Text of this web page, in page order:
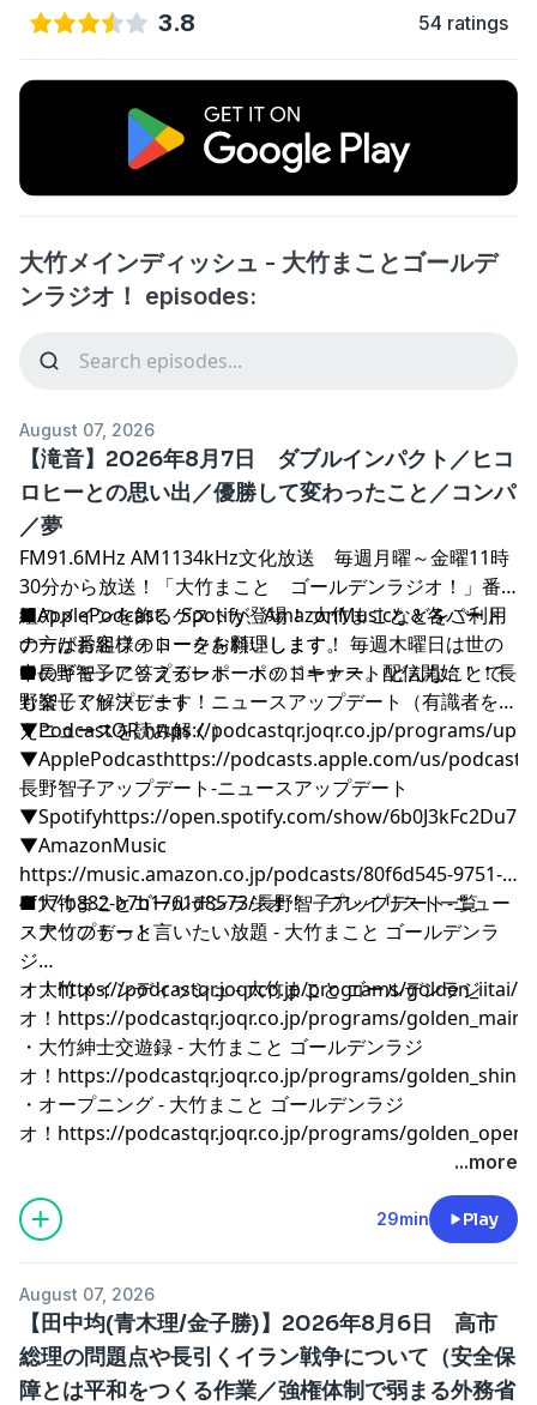
3.8 54 ratings
大竹メインディッシュ - 大竹まことゴールデ
ンラジオ！ episodes:
August 07, 2026
【滝音】2026年8月7日 ダブルインパクト／ヒコ
ロヒーとの思い出／優勝して変わったこと／コンパ
／夢
FM91.6MHz AM1134kHz文化放送 毎週月曜～金曜11時
30分から放送！「大竹まこと ゴールデンラジオ！」番
組のメインを飾るゲストが登場！ 大竹まこと＆各パート
ナーがお客様のトークを料理します。 毎週木曜日は世の
中のギモンに答えるレポートのコーナー。 どんなことで
も楽しく解決します！
■ApplePodcast、Spotify、AmazonMusicなどをご利用
の方は番組フォローをお願いします！
■長野智子アップデート ポッドキャスト配信開始！！長
野智子アップデート ニュースアップデート（有識者を迎
えニュースを読み解く）
▼PodcastQR⁠⁠⁠⁠⁠⁠⁠⁠⁠⁠⁠⁠⁠⁠⁠⁠⁠⁠⁠⁠⁠⁠⁠⁠⁠⁠⁠⁠⁠⁠⁠⁠⁠⁠⁠⁠⁠⁠⁠⁠⁠⁠⁠⁠⁠⁠⁠⁠⁠⁠⁠⁠⁠⁠⁠⁠⁠⁠⁠⁠⁠⁠⁠⁠⁠⁠⁠⁠⁠⁠⁠⁠⁠⁠⁠⁠⁠⁠⁠⁠⁠⁠⁠⁠⁠⁠⁠⁠⁠⁠⁠⁠⁠⁠⁠⁠⁠⁠⁠⁠⁠⁠⁠⁠⁠⁠⁠⁠⁠⁠⁠⁠⁠⁠⁠⁠⁠⁠⁠⁠⁠⁠⁠⁠⁠⁠⁠⁠⁠⁠⁠⁠⁠⁠⁠⁠⁠⁠⁠⁠⁠⁠⁠⁠⁠⁠⁠⁠⁠⁠⁠⁠⁠⁠⁠⁠⁠⁠⁠⁠⁠https://podcastqr.joqr.co.jp/programs/up⁠⁠⁠⁠⁠⁠⁠⁠⁠⁠⁠⁠⁠⁠⁠⁠⁠⁠⁠⁠⁠⁠⁠⁠⁠⁠⁠⁠⁠⁠⁠⁠⁠⁠⁠⁠⁠⁠⁠⁠⁠⁠⁠⁠⁠⁠⁠⁠⁠⁠⁠⁠⁠⁠⁠⁠⁠⁠⁠⁠⁠⁠⁠⁠⁠⁠⁠⁠⁠⁠⁠⁠⁠⁠⁠⁠⁠⁠⁠⁠⁠⁠⁠⁠⁠⁠⁠⁠⁠⁠⁠⁠⁠⁠⁠⁠⁠⁠⁠⁠⁠⁠⁠⁠⁠⁠⁠⁠⁠⁠⁠⁠⁠⁠⁠⁠⁠⁠⁠⁠⁠⁠⁠⁠⁠⁠⁠⁠⁠⁠⁠⁠⁠⁠⁠⁠⁠⁠⁠⁠⁠⁠⁠⁠⁠⁠⁠⁠⁠⁠⁠⁠⁠⁠⁠⁠⁠⁠⁠⁠⁠
▼ApplePodcast⁠⁠⁠⁠⁠⁠⁠⁠⁠⁠⁠⁠⁠⁠⁠⁠⁠⁠⁠⁠⁠⁠⁠⁠⁠⁠⁠⁠⁠⁠⁠⁠⁠⁠⁠⁠⁠⁠⁠⁠⁠⁠⁠⁠⁠⁠⁠⁠⁠⁠⁠⁠⁠⁠⁠⁠⁠⁠⁠⁠⁠⁠⁠⁠⁠⁠⁠⁠⁠⁠⁠⁠⁠⁠⁠⁠⁠⁠⁠⁠⁠⁠⁠⁠⁠⁠⁠⁠⁠⁠⁠⁠⁠⁠⁠⁠⁠⁠⁠⁠⁠⁠⁠⁠⁠⁠⁠⁠⁠⁠⁠⁠⁠⁠⁠⁠⁠⁠⁠⁠⁠⁠⁠⁠⁠⁠⁠⁠⁠⁠⁠⁠⁠⁠⁠⁠⁠⁠⁠⁠⁠⁠⁠⁠⁠⁠⁠⁠⁠⁠⁠⁠⁠⁠⁠⁠⁠⁠⁠⁠⁠https://podcasts.apple.com/us/podcast/
長野智子アップデート-ニュースアップデート⁠⁠⁠⁠⁠⁠⁠⁠⁠⁠⁠⁠⁠⁠⁠⁠⁠⁠⁠⁠⁠⁠⁠⁠⁠⁠⁠⁠⁠⁠⁠⁠⁠⁠⁠⁠⁠⁠⁠⁠⁠⁠⁠⁠⁠⁠⁠⁠⁠⁠⁠⁠⁠⁠⁠⁠⁠⁠⁠⁠⁠⁠⁠⁠⁠⁠⁠⁠⁠⁠⁠⁠⁠⁠⁠⁠⁠⁠⁠⁠⁠⁠⁠⁠⁠⁠⁠⁠⁠⁠⁠⁠⁠⁠⁠⁠⁠⁠⁠⁠⁠⁠⁠⁠⁠⁠⁠⁠⁠⁠⁠⁠⁠⁠⁠⁠⁠⁠⁠⁠⁠⁠⁠⁠⁠⁠⁠⁠⁠⁠⁠⁠⁠⁠⁠⁠⁠⁠⁠⁠⁠⁠⁠⁠⁠⁠⁠⁠⁠⁠⁠⁠⁠⁠⁠⁠⁠⁠⁠⁠⁠
▼Spotify⁠⁠⁠⁠⁠⁠⁠⁠⁠⁠⁠⁠⁠⁠⁠⁠⁠⁠⁠⁠⁠⁠⁠⁠⁠⁠⁠⁠⁠⁠⁠⁠⁠⁠⁠⁠⁠⁠⁠⁠⁠⁠⁠⁠⁠⁠⁠⁠⁠⁠⁠⁠⁠⁠⁠⁠⁠⁠⁠⁠⁠⁠⁠⁠⁠⁠⁠⁠⁠⁠⁠⁠⁠⁠⁠⁠⁠⁠⁠⁠⁠⁠⁠⁠⁠⁠⁠⁠⁠⁠⁠⁠⁠⁠⁠⁠⁠⁠⁠⁠⁠⁠⁠⁠⁠⁠⁠⁠⁠⁠⁠⁠⁠⁠⁠⁠⁠⁠⁠⁠⁠⁠⁠⁠⁠⁠⁠⁠⁠⁠⁠⁠⁠⁠⁠⁠⁠⁠⁠⁠⁠⁠⁠⁠⁠⁠⁠⁠⁠⁠⁠⁠⁠⁠⁠⁠⁠⁠⁠⁠⁠https://open.spotify.com/show/
▼AmazonMusic
⁠⁠⁠⁠⁠⁠⁠⁠⁠⁠⁠⁠⁠⁠⁠⁠⁠⁠⁠⁠⁠⁠⁠⁠⁠⁠⁠⁠⁠⁠⁠⁠⁠⁠⁠⁠⁠⁠⁠⁠⁠⁠⁠⁠⁠⁠⁠⁠⁠⁠⁠⁠⁠⁠⁠⁠⁠⁠⁠⁠⁠⁠⁠⁠⁠⁠⁠⁠⁠⁠⁠⁠⁠⁠⁠⁠⁠⁠⁠⁠⁠⁠⁠⁠⁠⁠⁠⁠⁠⁠⁠⁠⁠⁠⁠⁠⁠⁠⁠⁠⁠⁠⁠⁠⁠⁠⁠⁠⁠⁠⁠⁠⁠⁠⁠⁠⁠⁠⁠⁠⁠⁠⁠⁠⁠⁠⁠⁠⁠⁠⁠⁠⁠⁠⁠⁠⁠⁠⁠⁠⁠⁠⁠⁠⁠⁠⁠⁠⁠⁠⁠⁠⁠⁠⁠⁠⁠⁠⁠⁠⁠https://music.amazon.co.jp/podcasts/80f6d545-9751-
4f17-b882-b7b1761d8573/長野智子アップデート-ニュー
スアップデート⁠⁠⁠⁠⁠⁠⁠⁠⁠⁠⁠⁠⁠⁠⁠⁠⁠⁠⁠⁠⁠⁠⁠⁠⁠⁠⁠⁠⁠⁠⁠⁠⁠⁠⁠⁠⁠⁠⁠⁠⁠⁠⁠⁠⁠⁠⁠⁠⁠⁠⁠⁠⁠⁠⁠⁠⁠⁠⁠⁠⁠⁠⁠⁠⁠⁠⁠⁠⁠⁠⁠⁠⁠⁠⁠⁠⁠⁠⁠⁠⁠⁠⁠⁠⁠⁠⁠⁠⁠⁠⁠⁠⁠⁠⁠⁠⁠⁠⁠⁠⁠⁠⁠⁠⁠⁠⁠⁠⁠⁠⁠⁠⁠⁠⁠⁠⁠⁠⁠⁠⁠⁠⁠⁠⁠⁠⁠⁠⁠⁠⁠⁠⁠⁠⁠⁠⁠⁠⁠⁠⁠⁠⁠⁠⁠⁠⁠⁠⁠⁠⁠⁠⁠⁠⁠⁠⁠⁠⁠⁠⁠
■大竹まことゴールデンラジオ！ プレイリスト一覧
・大竹のもっと言いたい放題 - 大竹まこと ゴールデンラ
ジ
オ！⁠⁠⁠⁠⁠⁠⁠⁠⁠⁠⁠⁠⁠⁠⁠⁠⁠⁠⁠⁠⁠⁠⁠⁠⁠⁠⁠⁠⁠⁠⁠⁠⁠⁠⁠⁠⁠⁠⁠⁠⁠⁠⁠⁠⁠⁠⁠⁠⁠⁠⁠⁠⁠⁠⁠⁠⁠⁠⁠⁠⁠⁠⁠⁠⁠⁠⁠⁠⁠⁠⁠⁠⁠⁠⁠⁠⁠⁠⁠⁠⁠⁠⁠⁠⁠⁠⁠⁠⁠⁠⁠⁠⁠⁠⁠⁠⁠⁠⁠⁠⁠⁠⁠⁠⁠⁠⁠⁠⁠⁠⁠⁠⁠⁠⁠⁠⁠⁠⁠⁠⁠⁠⁠⁠⁠⁠⁠⁠⁠⁠⁠⁠⁠⁠⁠⁠⁠⁠⁠⁠⁠⁠⁠⁠⁠⁠⁠⁠⁠⁠⁠⁠⁠⁠⁠⁠⁠⁠⁠⁠⁠https://podcastqr.joqr.co.jp/programs/golden_iitai/⁠⁠⁠⁠⁠⁠⁠⁠⁠⁠⁠⁠⁠⁠⁠⁠⁠⁠⁠⁠⁠⁠⁠⁠⁠⁠⁠⁠⁠⁠⁠⁠⁠⁠⁠⁠⁠⁠⁠⁠⁠⁠⁠⁠⁠⁠⁠⁠⁠⁠⁠⁠⁠⁠⁠⁠⁠⁠⁠⁠⁠⁠⁠⁠⁠⁠⁠⁠⁠⁠⁠⁠⁠⁠⁠⁠⁠⁠⁠⁠⁠⁠⁠⁠⁠⁠⁠⁠⁠⁠⁠⁠⁠⁠⁠⁠⁠⁠⁠⁠⁠⁠⁠⁠⁠⁠⁠⁠⁠⁠⁠⁠⁠⁠⁠⁠⁠⁠⁠⁠⁠⁠⁠⁠⁠⁠⁠⁠⁠⁠⁠⁠⁠⁠⁠⁠⁠⁠⁠⁠⁠⁠⁠⁠⁠⁠⁠⁠⁠⁠⁠⁠⁠⁠⁠⁠⁠⁠⁠⁠⁠
・大竹メインディッシュ - 大竹まこと ゴールデンラジ
オ！ ⁠⁠⁠⁠⁠⁠⁠⁠⁠⁠⁠⁠⁠⁠⁠⁠⁠⁠⁠⁠⁠⁠⁠⁠⁠⁠⁠⁠⁠⁠⁠⁠⁠⁠⁠⁠⁠⁠⁠⁠⁠⁠⁠⁠⁠⁠⁠⁠⁠⁠⁠⁠⁠⁠⁠⁠⁠⁠⁠⁠⁠⁠⁠⁠⁠⁠⁠⁠⁠⁠⁠⁠⁠⁠⁠⁠⁠⁠⁠⁠⁠⁠⁠⁠⁠⁠⁠⁠⁠⁠⁠⁠⁠⁠⁠⁠⁠⁠⁠⁠⁠⁠⁠⁠⁠⁠⁠⁠⁠⁠⁠⁠⁠⁠⁠⁠⁠⁠⁠⁠⁠⁠⁠⁠⁠⁠⁠⁠⁠⁠⁠⁠⁠⁠⁠⁠⁠⁠⁠⁠⁠⁠⁠⁠⁠⁠⁠⁠⁠⁠⁠⁠⁠⁠⁠⁠⁠⁠⁠⁠⁠https://podcastqr.joqr.co.jp/programs/golden_main⁠⁠⁠⁠⁠⁠⁠⁠⁠⁠⁠⁠⁠⁠⁠⁠⁠⁠⁠⁠⁠⁠⁠⁠⁠⁠⁠⁠⁠⁠⁠⁠⁠⁠⁠⁠⁠⁠⁠⁠⁠⁠⁠⁠⁠⁠⁠⁠⁠⁠⁠⁠⁠⁠⁠⁠⁠⁠⁠⁠⁠⁠⁠⁠⁠⁠⁠⁠⁠⁠⁠⁠⁠⁠⁠⁠⁠⁠⁠⁠⁠⁠⁠⁠⁠⁠⁠⁠⁠⁠⁠⁠⁠⁠⁠⁠⁠⁠⁠⁠⁠⁠⁠⁠⁠⁠⁠⁠⁠⁠⁠⁠⁠⁠⁠⁠⁠⁠⁠⁠⁠⁠⁠⁠⁠⁠⁠⁠⁠⁠⁠⁠⁠⁠⁠⁠⁠⁠⁠⁠⁠⁠⁠⁠⁠⁠⁠⁠⁠⁠⁠⁠⁠⁠⁠⁠⁠⁠⁠⁠⁠
・大竹紳士交遊録 - 大竹まこと ゴールデンラジ
オ！ ⁠⁠⁠⁠⁠⁠⁠⁠⁠⁠⁠⁠⁠⁠⁠⁠⁠⁠⁠⁠⁠⁠⁠⁠⁠⁠⁠⁠⁠⁠⁠⁠⁠⁠⁠⁠⁠⁠⁠⁠⁠⁠⁠⁠⁠⁠⁠⁠⁠⁠⁠⁠⁠⁠⁠⁠⁠⁠⁠⁠⁠⁠⁠⁠⁠⁠⁠⁠⁠⁠⁠⁠⁠⁠⁠⁠⁠⁠⁠⁠⁠⁠⁠⁠⁠⁠⁠⁠⁠⁠⁠⁠⁠⁠⁠⁠⁠⁠⁠⁠⁠⁠⁠⁠⁠⁠⁠⁠⁠⁠⁠⁠⁠⁠⁠⁠⁠⁠⁠⁠⁠⁠⁠⁠⁠⁠⁠⁠⁠⁠⁠⁠⁠⁠⁠⁠⁠⁠⁠⁠⁠⁠⁠⁠⁠⁠⁠⁠⁠⁠⁠⁠⁠⁠⁠⁠⁠⁠⁠⁠⁠https://podcastqr.joqr.co.jp/programs/
・オープニング - 大竹まこと ゴールデンラジ
オ！ ⁠⁠⁠⁠⁠⁠⁠⁠⁠⁠⁠⁠⁠⁠⁠⁠⁠⁠⁠⁠⁠⁠⁠⁠⁠⁠⁠⁠⁠⁠⁠⁠⁠⁠⁠⁠⁠⁠⁠⁠⁠⁠⁠⁠⁠⁠⁠⁠⁠⁠⁠⁠⁠⁠⁠⁠⁠⁠⁠⁠⁠⁠⁠⁠⁠⁠⁠⁠⁠⁠⁠⁠⁠⁠⁠⁠⁠⁠⁠⁠⁠⁠⁠⁠⁠⁠⁠⁠⁠⁠⁠⁠⁠⁠⁠⁠⁠⁠⁠⁠⁠⁠⁠⁠⁠⁠⁠⁠⁠⁠⁠⁠⁠⁠⁠⁠⁠⁠⁠⁠⁠⁠⁠⁠⁠⁠⁠⁠⁠⁠⁠⁠⁠⁠⁠⁠⁠⁠⁠⁠⁠⁠⁠⁠⁠⁠⁠⁠⁠⁠⁠⁠⁠⁠⁠⁠⁠⁠⁠⁠⁠https://podcastqr.joqr.co.jp/programs/
...more
29min Play
August 07, 2026
【田中均(青木理/金子勝)】2026年8月6日 高市
総理の問題点や長引くイラン戦争について（安全保
障とは平和をつくる作業／強権体制で弱まる外務省